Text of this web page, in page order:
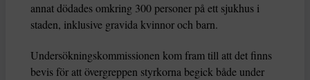
annat dödades omkring 300 personer på ett sjukhus i
staden, inklusive gravida kvinnor och barn.
Undersökningskommissionen kom fram till att det finns
bevis för att övergreppen styrkorna begick både under